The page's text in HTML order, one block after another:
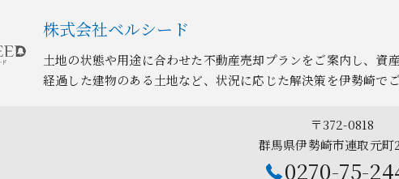
株式会社ベルシード
土地の状態や用途に合わせた不動産売却プランをご案内し、
経過した建物のある土地など、状況に応じた解決策を伊勢崎でご
〒372-0818
群馬県伊勢崎市連取元町
0270-75-